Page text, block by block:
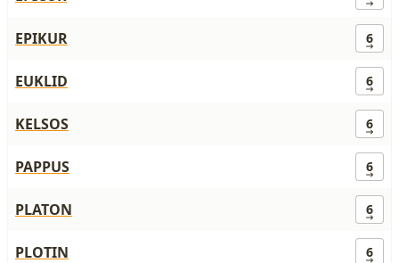
EPIKUR 6
EUKLID 6
KELSOS 6
PAPPUS 6
PLATON 6
PLOTIN 6